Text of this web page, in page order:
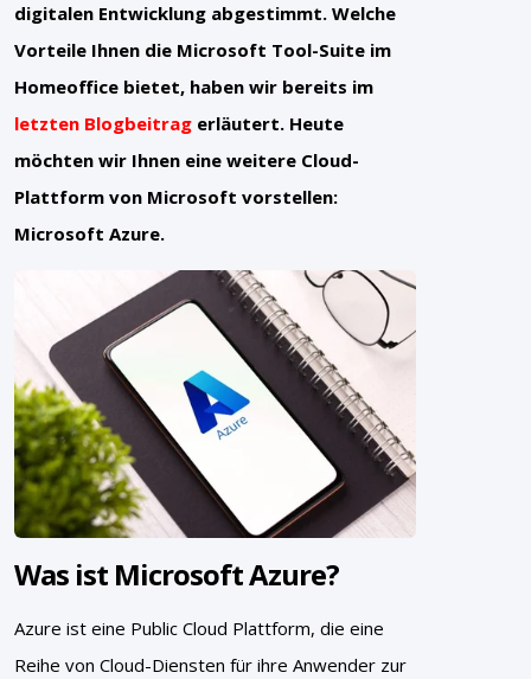
digitalen Entwicklung abgestimmt. Welche
Vorteile Ihnen die Microsoft Tool-Suite im
Homeoffice bietet, haben wir bereits im
letzten Blogbeitragerläutert. Heute
möchten wir Ihnen eine weitere Cloud-
Plattform von Microsoft vorstellen:
Microsoft Azure.
Was ist Microsoft Azure?
Azure ist eine Public Cloud Plattform, die eine
Reihe von Cloud-Diensten für ihre Anwender zur